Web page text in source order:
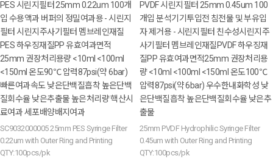
PES 시린지필터 25mm 0.22um 100개
입 수용액과 버퍼의 정밀여과용 - 시린지
필터 시린지주사기필터 멤브레인재질
PES 하우징재질PP 유효여과면적
25mm 권장처리용량 <10ml <100ml
<150ml 온도90℃ 압력87psi(약 6bar)
빠른여과속도 낮은단백질흡착 높은단백
질회수율 낮은추출물 높은처리량 핵산시
료여과 세포배양배지여과
SC9032000005 25mm PES Syringe Filter
0.22um with Outer Ring and Printing
QTY:100pcs/pk
PVDF 시린지필터 25mm 0.45um 100
개입 분석기기투입전 침전물 및 부유입
자 제거용 - 시린지필터 친수성시린지주
사기필터 멤브레인재질PVDF 하우징재
질PP 유효여과면적25mm 권장처리용
량 <10ml <100ml <150ml 온도100℃
압력87psi(약 6bar) 우수한내화학성 낮
은단백질흡착 높은단백질회수율 낮은추
출물
25mm PVDF Hydrophilic Syringe Filter
0.45um with Outer Ring and Printing
QTY:100pcs/pk